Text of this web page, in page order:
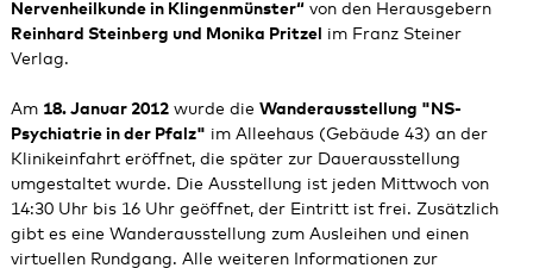
Nervenheilkunde in Klingenmünster“ von den Herausgebern
Reinhard Steinberg und Monika Pritzel
im Franz Steiner
Verlag.
Am 18. Januar 2012wurde die Wanderausstellung "NS-
Psychiatrie in der Pfalz" im Alleehaus (Gebäude 43) an der
Klinikeinfahrt eröffnet, die später zur Dauerausstellung
umgestaltet wurde. Die Ausstellung ist jeden Mittwoch von
14:30 Uhr bis 16 Uhr geöffnet, der Eintritt ist frei. Zusätzlich
gibt es eine Wanderausstellung zum Ausleihen und einen
virtuellen Rundgang. Alle weiteren Informationen zur